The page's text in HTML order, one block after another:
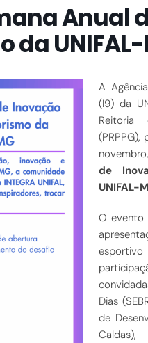
Anual
da UNIFAL-
A
(I9) da
Reitoria
de
UNIFAL-
O evento
Dias
de